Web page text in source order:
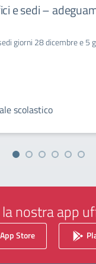
e sedi –
giorni 28 dicembre e 5
scolastico
la nostra app
App Store